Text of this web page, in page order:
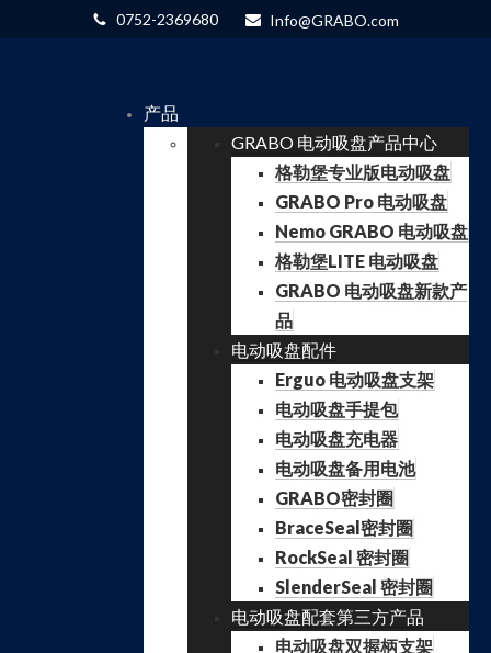
0752-2369680 Info@GRABO.com
产品
GRABO 电动吸盘产品中心
格勒堡专业版电动吸盘
GRABO Pro 电动吸盘
Nemo GRABO 电动吸盘
格勒堡LITE 电动吸盘
GRABO 电动吸盘新款产
品
电动吸盘配件
Erguo 电动吸盘支架
电动吸盘手提包
电动吸盘充电器
电动吸盘备用电池
GRABO密封圈
BraceSeal密封圈
RockSeal 密封圈
SlenderSeal 密封圈
电动吸盘配套第三方产品
电动吸盘双握柄支架